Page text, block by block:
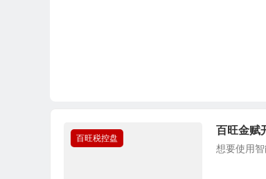
百旺税控盘
百旺金赋
想要使用